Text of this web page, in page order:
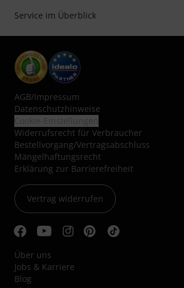
Service im Überblick
AGB/Impressum
Datenschutzhinweise
Widerrufsrecht für Verbraucher
Bestellvorgang/Vertragsabschluss
Mängelhaftungsrecht
Erklärung zur Barrierefreiheit
Vertrag widerrufen
Über uns
Jobs & Karriere
Blog